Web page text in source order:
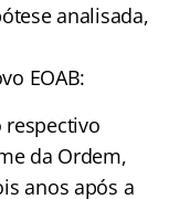
analisada,
EOAB:
respectivo
da Ordem,
anos após a